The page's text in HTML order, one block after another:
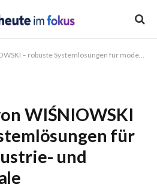
Systemlösungen für moderne Industrie- und Gewerbeareale
WIŚNIOWSKI
für
und